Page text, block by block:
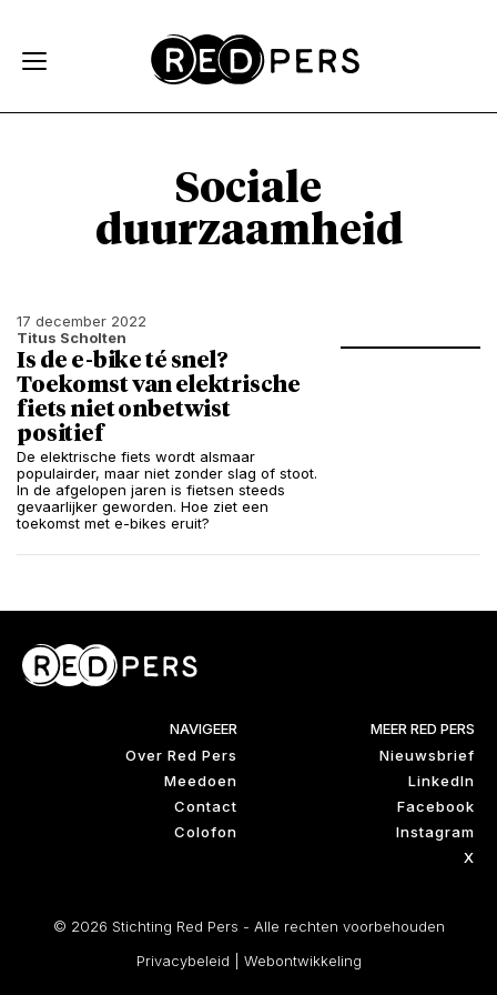
Sociale
duurzaamheid
17 december 2022
Titus Scholten
Is de e-bike té snel?
Toekomst van elektrische
fiets niet onbetwist
positief
De elektrische fiets wordt alsmaar
populairder, maar niet zonder slag of stoot.
In de afgelopen jaren is fietsen steeds
gevaarlijker geworden. Hoe ziet een
toekomst met e-bikes eruit?
NAVIGEER
Over Red Pers
Meedoen
Contact
Colofon
MEER RED PERS
Nieuwsbrief
LinkedIn
Facebook
Instagram
X
© 2026 Stichting Red Pers - Alle rechten voorbehouden
Privacybeleid
Webontwikkeling